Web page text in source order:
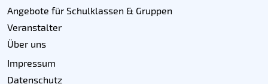
Angebote für Schulklassen & Gruppen
Veranstalter
Über uns
Impressum
Datenschutz